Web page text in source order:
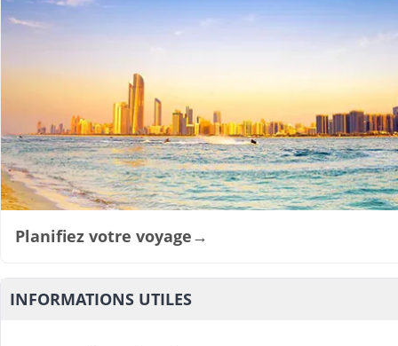
Planifiez votre voyage→
INFORMATIONS UTILES